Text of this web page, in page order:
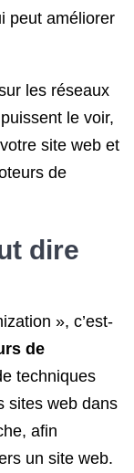
peut améliorer
les réseaux
le voir,
site web et
de
dire
», c’est-
de
techniques
sites web dans
afin
un site web.